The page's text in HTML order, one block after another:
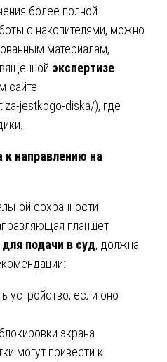
более полной
с накопителями, можно
материалам,
экспертизе
сайте
jestkogo-diska/), где
к направлению на
сохранности
планшет
подачи в суд, должна
устройство, если оно
экрана
могут привести к